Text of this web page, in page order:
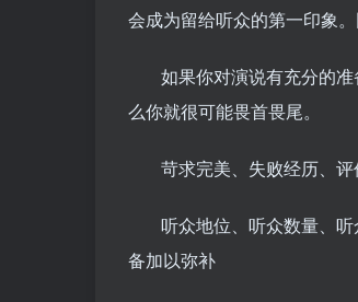
会成为留给听众的第一印象
如果你对演说有充分的
么你就很可能畏首畏尾。
苛求完美、失败经历、
听众地位、听众数量、
备加以弥补